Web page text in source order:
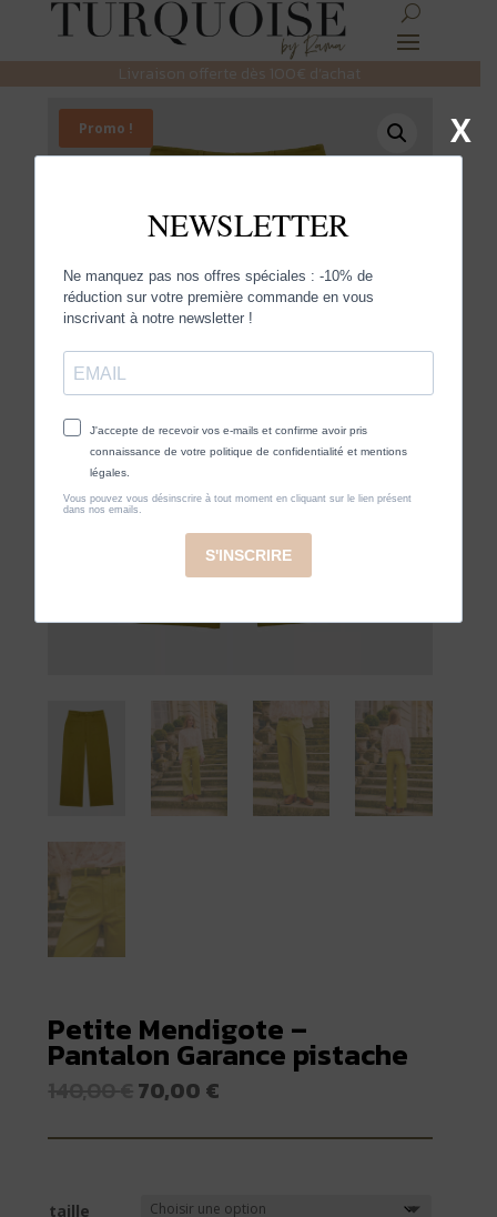
Livraison offerte dès 100€ d’achat
Promo !
Petite Mendigote –
Pantalon Garance pistache
Le
initial
70,00 €
actuel
taille
X